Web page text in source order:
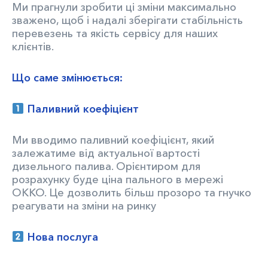
Ми прагнули зробити ці зміни максимально
зважено, щоб і надалі зберігати стабільність
перевезень та якість сервісу для наших
клієнтів.
Що саме змінюється:
Паливний коефіцієнт
Ми вводимо паливний коефіцієнт, який
залежатиме від актуальної вартості
дизельного палива. Орієнтиром для
розрахунку буде ціна пального в мережі
OKKO. Це дозволить більш прозоро та гнучко
реагувати на зміни на ринку
Нова послуга